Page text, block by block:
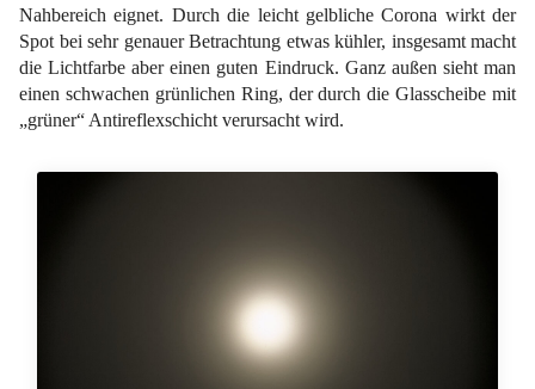
Nahbereich eignet. Durch die leicht gelbliche Corona wirkt der
Spot bei sehr genauer Betrachtung etwas kühler, insgesamt macht
die Lichtfarbe aber einen guten Eindruck. Ganz außen sieht man
einen schwachen grünlichen Ring, der durch die Glasscheibe mit
„grüner“ Antireflexschicht verursacht wird.